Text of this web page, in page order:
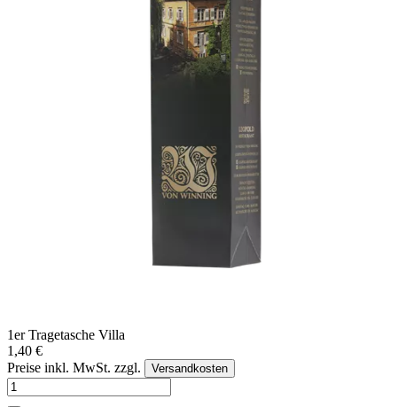
1er Tragetasche Villa
1,40 €
Preise inkl. MwSt. zzgl.
Versandkosten